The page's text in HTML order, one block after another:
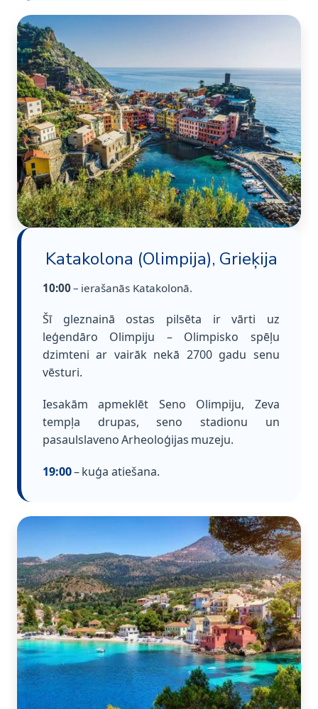
Katakolona (Olimpija), Grieķija
10:00 – ierašanās Katakolonā.
Šī gleznainā ostas pilsēta ir vārti uz
leģendāro Olimpiju – Olimpisko spēļu
dzimteni ar vairāk nekā 2700 gadu senu
vēsturi.
Iesakām apmeklēt Seno Olimpiju, Zeva
tempļa drupas, seno stadionu un
pasaulslaveno Arheoloģijas muzeju.
19:00– kuģa atiešana.